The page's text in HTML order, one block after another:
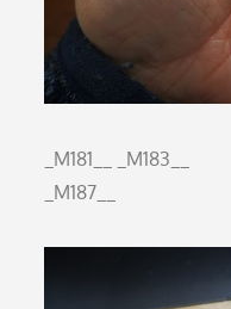
_M181__
_M183__
_M187__